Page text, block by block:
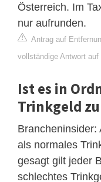
Österreich. Im
nur aufrunden.
Antrag auf
vollständige Antwort
Ist es in
Trinkgeld
Brancheninsider:
als normales
gesagt gilt jeder
schlechtes